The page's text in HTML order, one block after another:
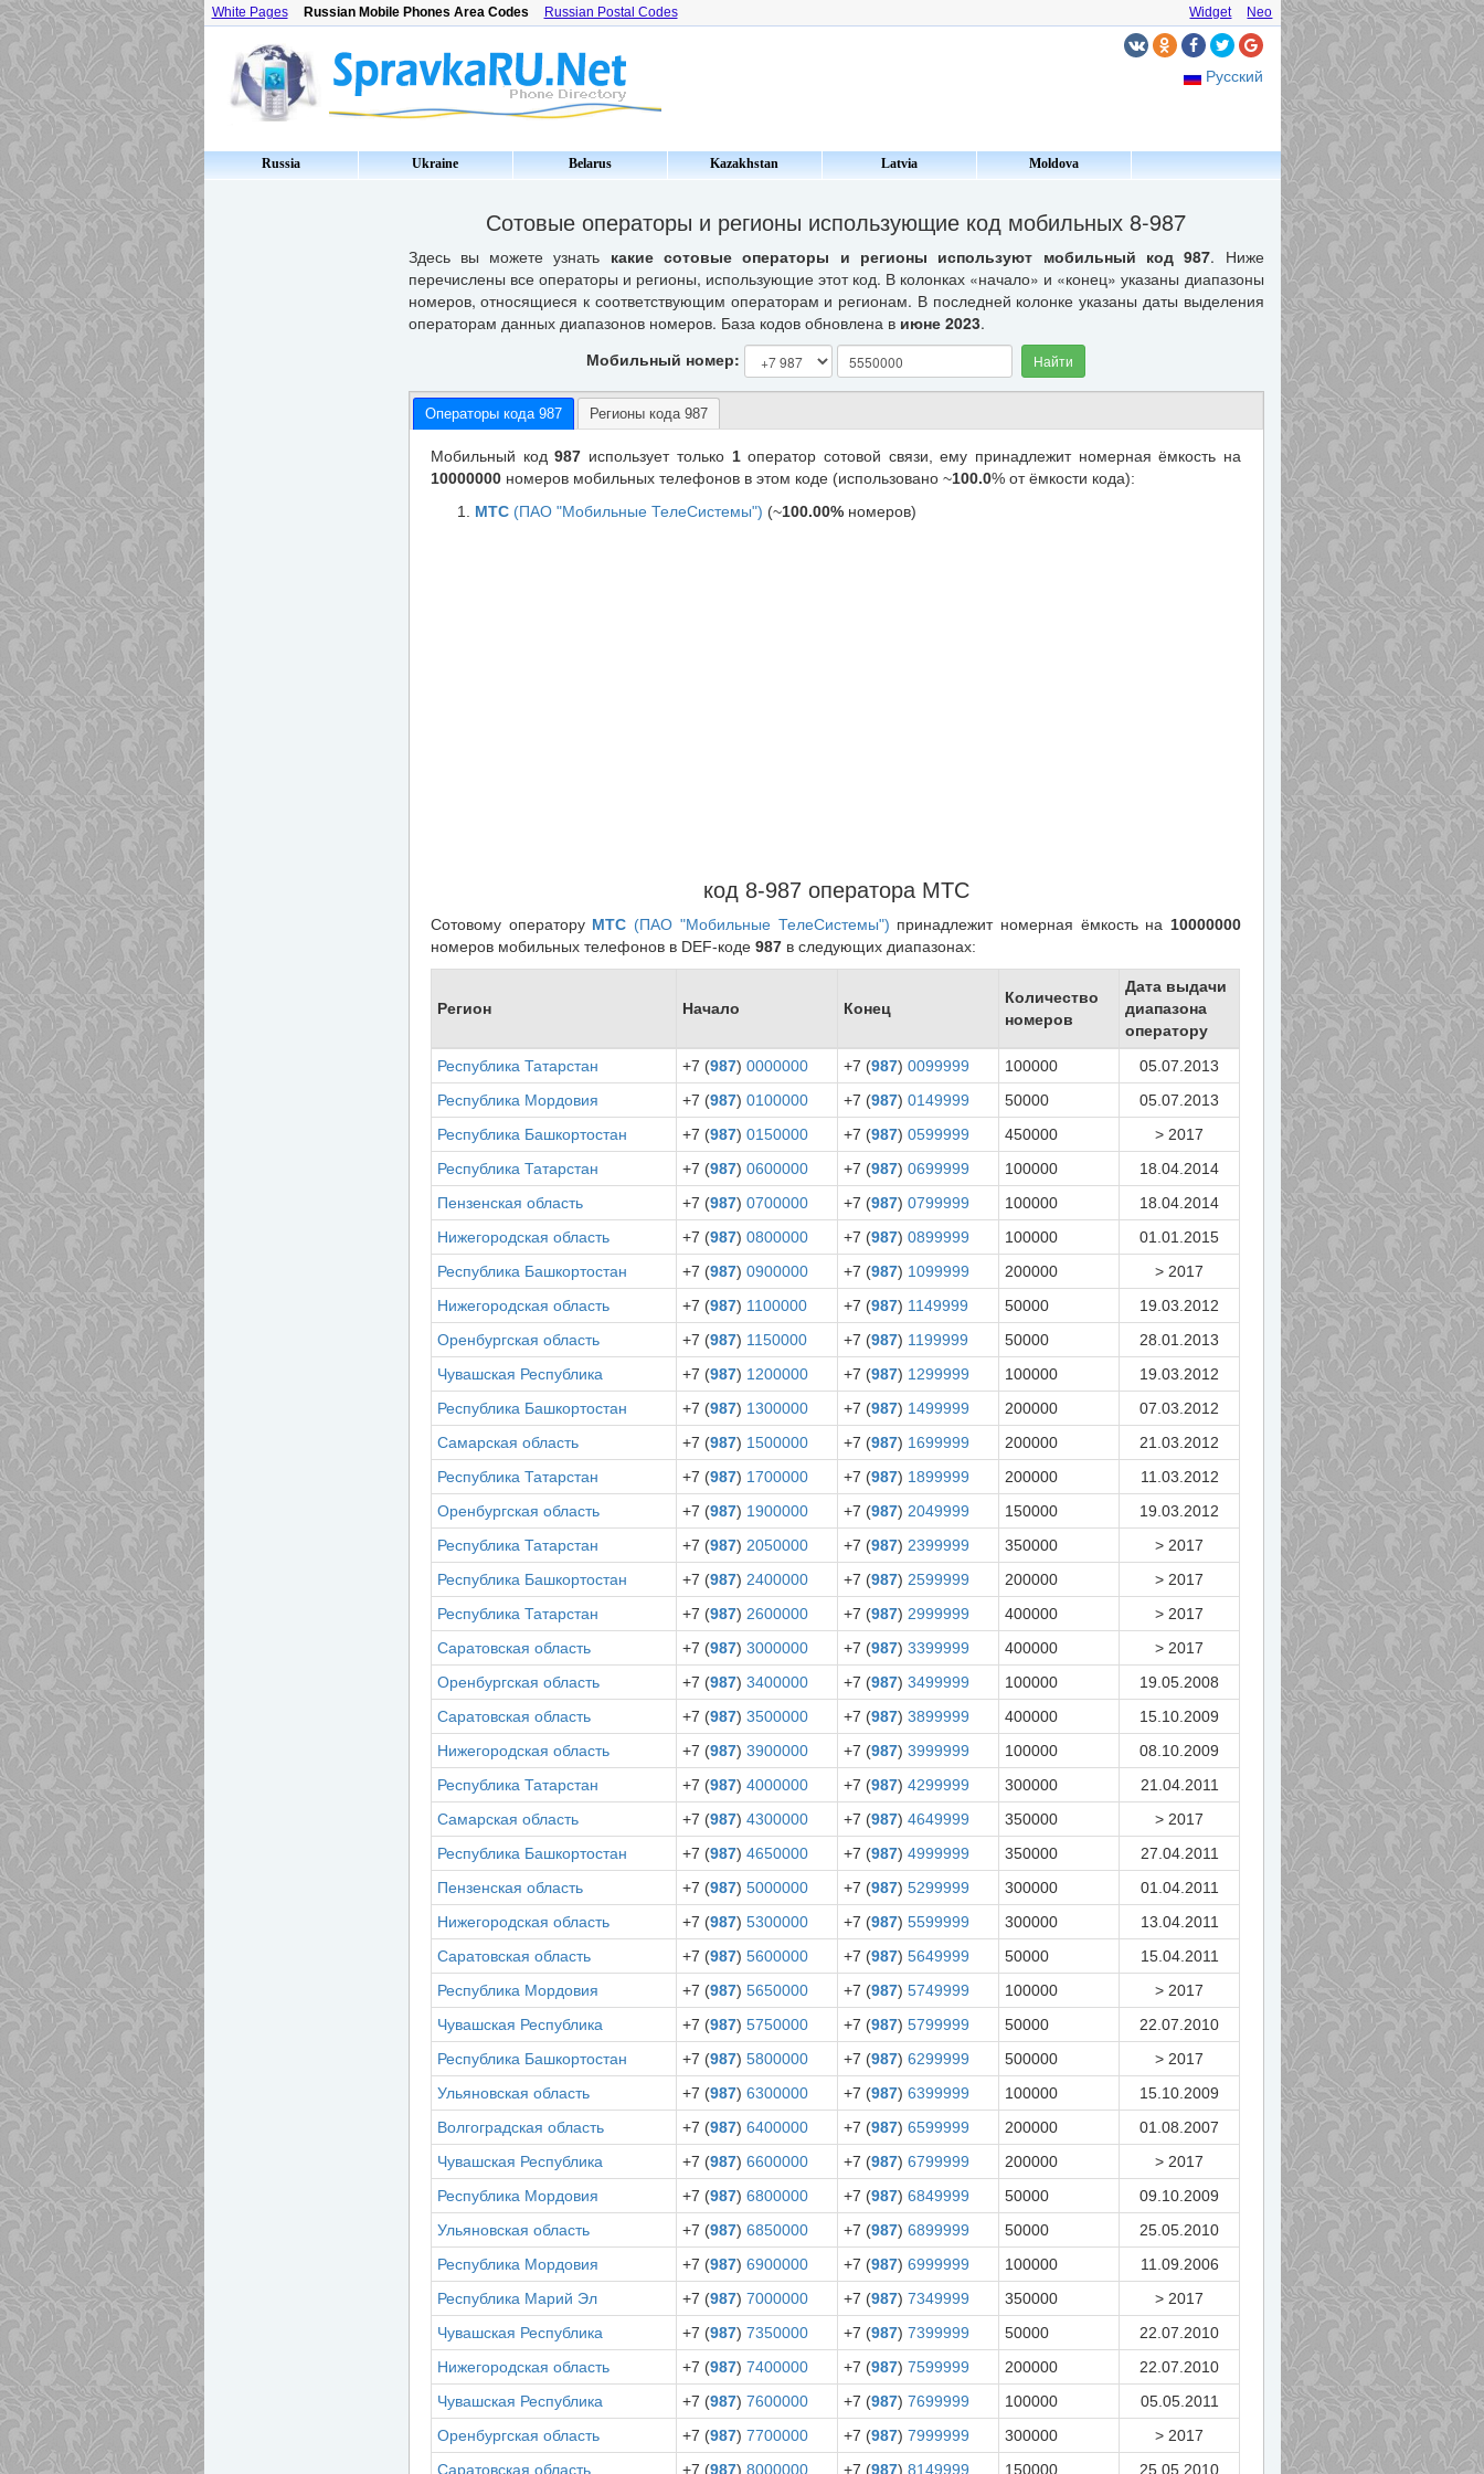
White Pages Russian Mobile Phones Area Codes Russian Postal Codes Neo
Widget
Русский
Russia Ukraine Belarus Kazakhstan Latvia Moldova
Сотовые операторы и регионы использующие код мобильных 8-987
Здесь вы можете узнать какие сотовые операторы и регионы используют мобильный код 987. Ниже
перечислены все операторы и регионы, использующие этот код. В колонках «начало» и «конец» указаны диапазоны
номеров, относящиеся к соответствующим операторам и регионам. В последней колонке указаны даты выделения
операторам данных диапазонов номеров. База кодов обновлена в июне 2023.
Мобильный номер:
Найти
Операторы кода 987 Регионы кода 987
Мобильный код987 использует только 1оператор сотовой связи, ему принадлежит номерная ёмкость на
10000000 номеров мобильных телефонов в этом коде (использовано ~100.0% от ёмкости кода):
МТС (ПАО "Мобильные ТелеСистемы") (~100.00% номеров)
код 8-987 оператора МТС
Сотовому оператору МТС (ПАО "Мобильные ТелеСистемы") принадлежит номерная ёмкость на 10000000
номеров мобильных телефонов в DEF-коде987 в следующих диапазонах:
Регион Начало Конец
Количество
номеров
Дата выдачи
диапазона
оператору
Республика Татарстан
+7 (987)0000000 +7 (987)0099999 100000
05.07.2013
Республика Мордовия
+7 (987)0100000 +7 (987)0149999 50000
05.07.2013
Республика Башкортостан
+7 (987)0150000 +7 (987)0599999 450000
> 2017
Республика Татарстан
+7 (987)0600000 +7 (987)0699999 100000
18.04.2014
Пензенская область
+7 (987)0700000 +7 (987)0799999 100000
18.04.2014
Нижегородская область
+7 (987)0800000 +7 (987)0899999 100000
01.01.2015
Республика Башкортостан
+7 (987)0900000 +7 (987) 1099999 200000
> 2017
Нижегородская область
+7 (987) 1100000 +7 (987) 1149999 50000
19.03.2012
Оренбургская область
+7 (987) 1150000 +7 (987) 1199999 50000
28.01.2013
Чувашская Республика
+7 (987) 1200000 +7 (987) 1299999 100000
19.03.2012
Республика Башкортостан
+7 (987) 1300000 +7 (987) 1499999 200000
07.03.2012
Самарская область
+7 (987) 1500000 +7 (987) 1699999 200000
21.03.2012
Республика Татарстан
+7 (987) 1700000 +7 (987) 1899999 200000
11.03.2012
Оренбургская область
+7 (987) 1900000 +7 (987) 2049999 150000
19.03.2012
Республика Татарстан
+7 (987) 2050000 +7 (987) 2399999 350000
> 2017
Республика Башкортостан
+7 (987) 2400000 +7 (987) 2599999 200000
> 2017
Республика Татарстан
+7 (987) 2600000 +7 (987) 2999999 400000
> 2017
Саратовская область
+7 (987)3000000 +7 (987)3399999 400000
> 2017
Оренбургская область
+7 (987)3400000 +7 (987)3499999 100000
19.05.2008
Саратовская область
+7 (987)3500000 +7 (987)3899999 400000
15.10.2009
Нижегородская область
+7 (987)3900000 +7 (987)3999999 100000
08.10.2009
Республика Татарстан
+7 (987)4000000 +7 (987)4299999 300000
21.04.2011
Самарская область
+7 (987)4300000 +7 (987)4649999 350000
> 2017
Республика Башкортостан
+7 (987)4650000 +7 (987)4999999 350000
27.04.2011
Пензенская область
+7 (987)5000000 +7 (987)5299999 300000
01.04.2011
Нижегородская область
+7 (987)5300000 +7 (987)5599999 300000
13.04.2011
Саратовская область
+7 (987)5600000 +7 (987)5649999 50000
15.04.2011
Республика Мордовия
+7 (987)5650000 +7 (987)5749999 100000
> 2017
Чувашская Республика
+7 (987)5750000 +7 (987)5799999 50000
22.07.2010
Республика Башкортостан
+7 (987)5800000 +7 (987)6299999 500000
> 2017
Ульяновская область
+7 (987)6300000 +7 (987)6399999 100000
15.10.2009
Волгоградская область
+7 (987)6400000 +7 (987)6599999 200000
01.08.2007
Чувашская Республика
+7 (987)6600000 +7 (987)6799999 200000
> 2017
Республика Мордовия
+7 (987)6800000 +7 (987)6849999 50000
09.10.2009
Ульяновская область
+7 (987)6850000 +7 (987)6899999 50000
25.05.2010
Республика Мордовия
+7 (987)6900000 +7 (987)6999999 100000
11.09.2006
Республика Марий Эл
+7 (987)7000000 +7 (987)7349999 350000
> 2017
Чувашская Республика
+7 (987)7350000 +7 (987)7399999 50000
22.07.2010
Нижегородская область
+7 (987)7400000 +7 (987)7599999 200000
22.07.2010
Чувашская Республика
+7 (987)7600000 +7 (987)7699999 100000
05.05.2011
Оренбургская область
+7 (987)7700000 +7 (987)7999999 300000
> 2017
Саратовская область
+7 (987)8000000 +7 (987)8149999 150000 25.05.2010